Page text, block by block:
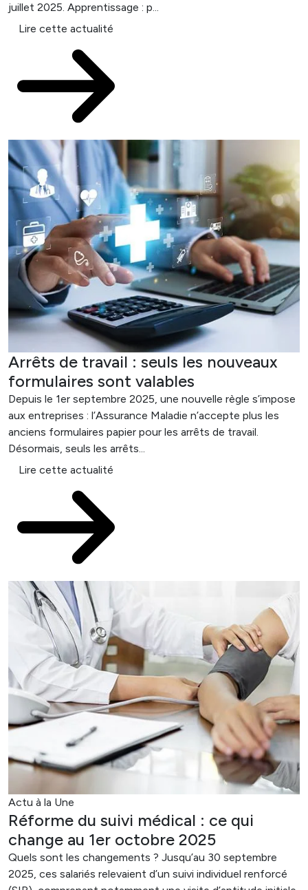
juillet 2025. Apprentissage : p...
Lire cette actualité
Arrêts de travail : seuls les nouveaux
formulaires sont valables
Depuis le 1er septembre 2025, une nouvelle règle s’impose
aux entreprises : l’Assurance Maladie n’accepte plus les
anciens formulaires papier pour les arrêts de travail.
Désormais, seuls les arrêts...
Lire cette actualité
Actu à la Une
Réforme du suivi médical : ce qui
change au 1er octobre 2025
Quels sont les changements ? Jusqu’au 30 septembre
2025, ces salariés relevaient d’un suivi individuel renforcé